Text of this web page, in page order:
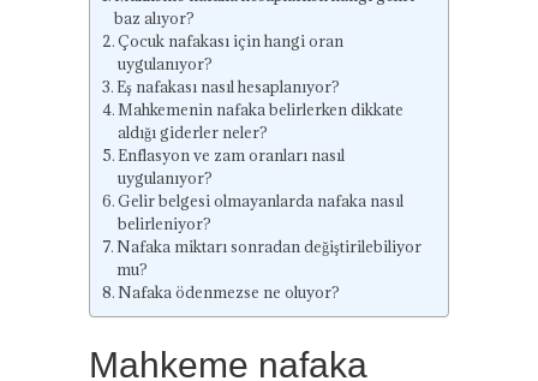
baz alıyor?
Çocuk nafakası için hangi oran
uygulanıyor?
Eş nafakası nasıl hesaplanıyor?
Mahkemenin nafaka belirlerken dikkate
aldığı giderler neler?
Enflasyon ve zam oranları nasıl
uygulanıyor?
Gelir belgesi olmayanlarda nafaka nasıl
belirleniyor?
Nafaka miktarı sonradan değiştirilebiliyor
mu?
Nafaka ödenmezse ne oluyor?
Mahkeme nafaka